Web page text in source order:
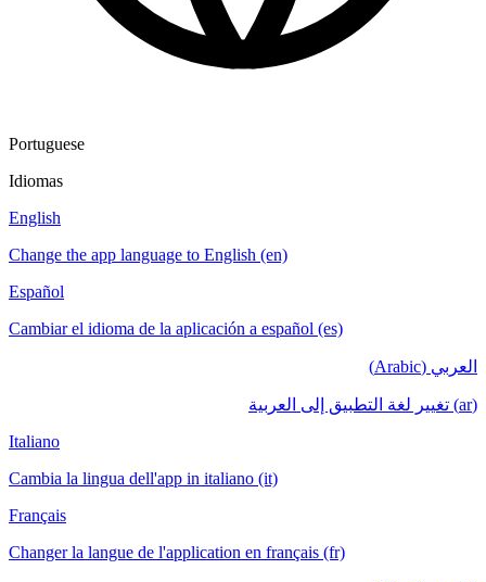
Portuguese
Idiomas
English
Change the app language to English (en)
Español
Cambiar el idioma de la aplicación a español (es)
العربي (Arabic)
(ar) تغيير لغة التطبيق إلى العربية
Italiano
Cambia la lingua dell'app in italiano (it)
Français
Changer la langue de l'application en français (fr)